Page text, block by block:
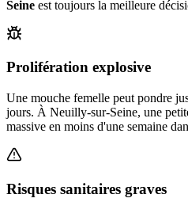
Seine est toujours la meilleure
Prolifération explosive
Une mouche femelle peut pondre
jours. À Neuilly-sur-Seine, une
massive en moins d'une semaine
Risques sanitaires graves